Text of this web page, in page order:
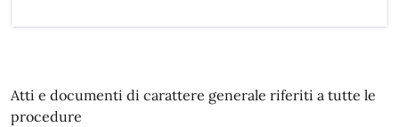
Atti e documenti di carattere generale riferiti a tutte le
procedure